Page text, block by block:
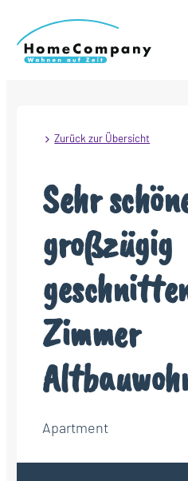
Zurück zur Übersicht
Sehr
großzügig
Zimmer
Apartment